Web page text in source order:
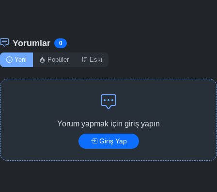
Yorumlar 0
Yeni Popüler Eski
Yorum yapmak için giriş yapın
Giriş Yap